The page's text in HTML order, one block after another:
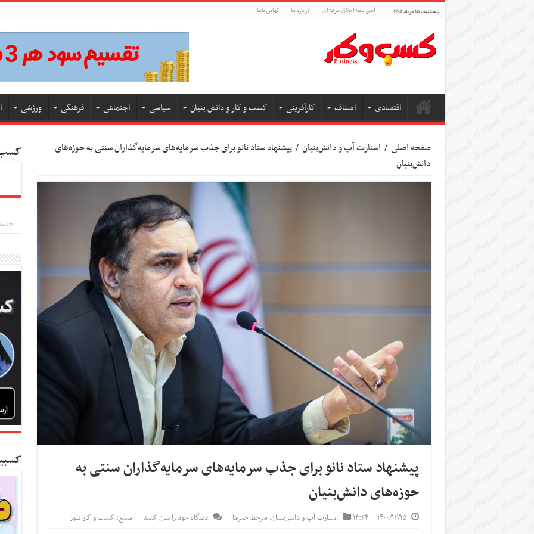
پنجشنبه , ۱۵ مرداد ۱۴۰۵ آیین نامه اخلاق حرفه ای درباره ما تماس باما
اقتصادی اصناف کارآفرینی کسب و کار و دانش بنیان سیاسی اجتماعی فرهنگی ورزشی
صفحه اصلی / استارت آپ‌ و دانش‌بنیان‌ / پیشنهاد ستاد نانو برای جذب سرمایه‌های سرمایه‌گذاران سنتی به حوزه‌های
دانش‌بنیان
پیشنهاد ستاد نانو برای جذب سرمایه‌های سرمایه‌گذاران سنتی به
حوزه‌های دانش‌بنیان
۱۴۰۰/۱۲/۱۵ ۱۴:۲۴ استارت آپ‌ و دانش‌بنیان‌,سرخط خبرها دیدگاه خود را بیان کنید منبع: کسب و کار نیوز
کسب